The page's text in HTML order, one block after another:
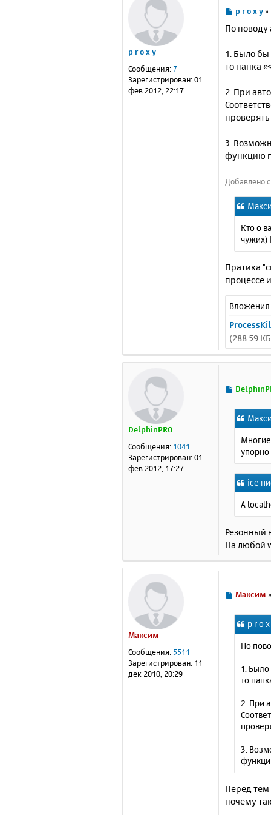
p r o x y
Сообщения: 7
Зарегистрирован:01
фев 2012, 22:17
С
о
щ
е
е
p r o x y »
По поводу
1. Было
то папка
2. При
3.
функцию
Добавлено
Кто о
чужих)
Пратика
процессе
Вложения
(288.59
DelphinPRO
Сообщения: 1041
Зарегистрирован:01
фев 2012, 17:27
С
о
б
и
е
ice
А
Резонный
На любой
Максим
Сообщения: 5511
Зарегистрирован: 11
дек 2010, 20:29
С
о
б
Максим
p r o
По
1.
то
2. При
3.
Перед тем
почему